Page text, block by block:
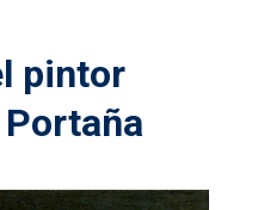
pintor